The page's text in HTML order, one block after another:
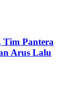
Tim Pantera
Arus Lalu